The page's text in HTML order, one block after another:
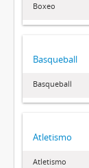
Boxeo
Basqueball
Basqueball
Atletismo
Atletismo